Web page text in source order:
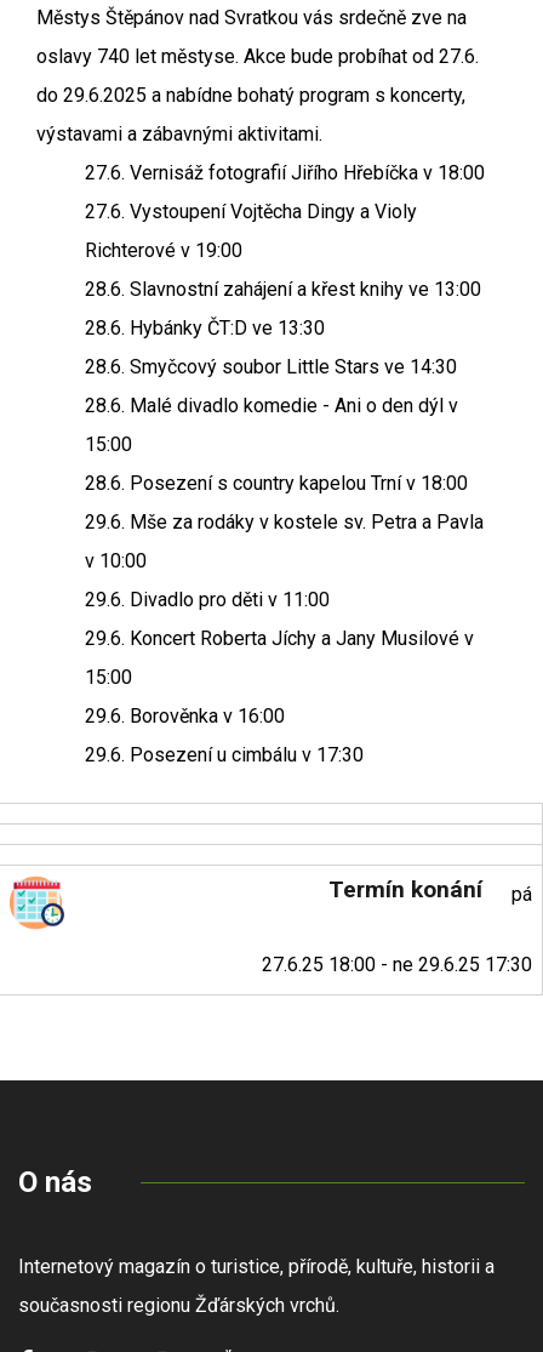
Městys Štěpánov nad Svratkou vás srdečně zve na
oslavy 740 let městyse. Akce bude probíhat od 27.6.
do 29.6.2025 a nabídne bohatý program s koncerty,
výstavami a zábavnými aktivitami.
27.6. Vernisáž fotografií Jiřího Hřebíčka v 18:00
27.6. Vystoupení Vojtěcha Dingy a Violy
Richterové v 19:00
28.6. Slavnostní zahájení a křest knihy ve 13:00
28.6. Hybánky ČT:D ve 13:30
28.6. Smyčcový soubor Little Stars ve 14:30
28.6. Malé divadlo komedie - Ani o den dýl v
15:00
28.6. Posezení s country kapelou Trní v 18:00
29.6. Mše za rodáky v kostele sv. Petra a Pavla
v 10:00
29.6. Divadlo pro děti v 11:00
29.6. Koncert Roberta Jíchy a Jany Musilové v
15:00
29.6. Borověnka v 16:00
29.6. Posezení u cimbálu v 17:30
Termín konání pá
27.6.25 18:00 - ne 29.6.25 17:30
O nás
Internetový magazín o turistice, přírodě, kultuře, historii a
současnosti regionu Žďárských vrchů.